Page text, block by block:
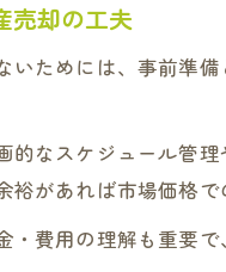
売却の工夫
いためには、事前準
的なスケジュール管
があれば市場価格で
・費用の理解も重要